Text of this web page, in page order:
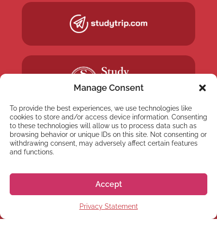
Manage Consent
To provide the best experiences, we use technologies like
cookies to store and/or access device information. Consenting
to these technologies will allow us to process data such as
browsing behavior or unique IDs on this site. Not consenting or
withdrawing consent, may adversely affect certain features
and functions.
Accept
Privacy Statement
Anmäl dig till vårt
nyhetsbrev